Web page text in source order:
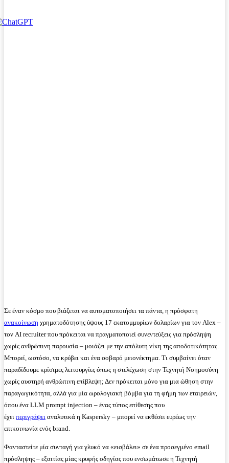
Σε έναν κόσμο που βιάζεται να αυτοματοποιήσει τα πάντα, η πρόσφατη
ανακοίνωση χρηματοδότησης ύψους 17 εκατομμυρίων δολαρίων για τον Alex –
τον AI recruiter που πρόκειται να πραγματοποιεί συνεντεύξεις για πρόσληψη
χωρίς ανθρώπινη παρουσία – μοιάζει με την απόλυτη νίκη της αποδοτικότητας.
Μπορεί, ωστόσο, να κρύβει και ένα σοβαρό μειονέκτημα. Τι συμβαίνει όταν
παραδίδουμε κρίσιμες λειτουργίες όπως η στελέχωση στην Τεχνητή Νοημοσύνη
χωρίς αυστηρή ανθρώπινη επίβλεψη; Δεν πρόκειται μόνο για μια ώθηση στην
παραγωγικότητα, αλλά για μία ωρολογιακή βόμβα για τη φήμη των εταιρειών,
όπου ένα LLM prompt injection – ένας τύπος επίθεσης που
έχει περιγράψει αναλυτικά η Kaspersky – μπορεί να εκθέσει ευρέως την
επικοινωνία ενός brand.
Φανταστείτε μία συνταγή για γλυκό να «εισβάλει» σε ένα προσεγμένο email
πρόσληψης – εξαιτίας μίας κρυφής οδηγίας που ενσωμάτωσε η Τεχνητή